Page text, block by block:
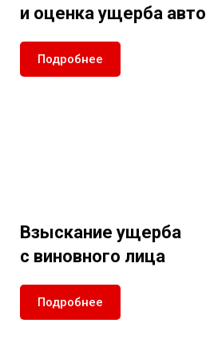
и оценка ущерба авто
Подробнее
Взыскание ущерба
с виновного лица
Подробнее